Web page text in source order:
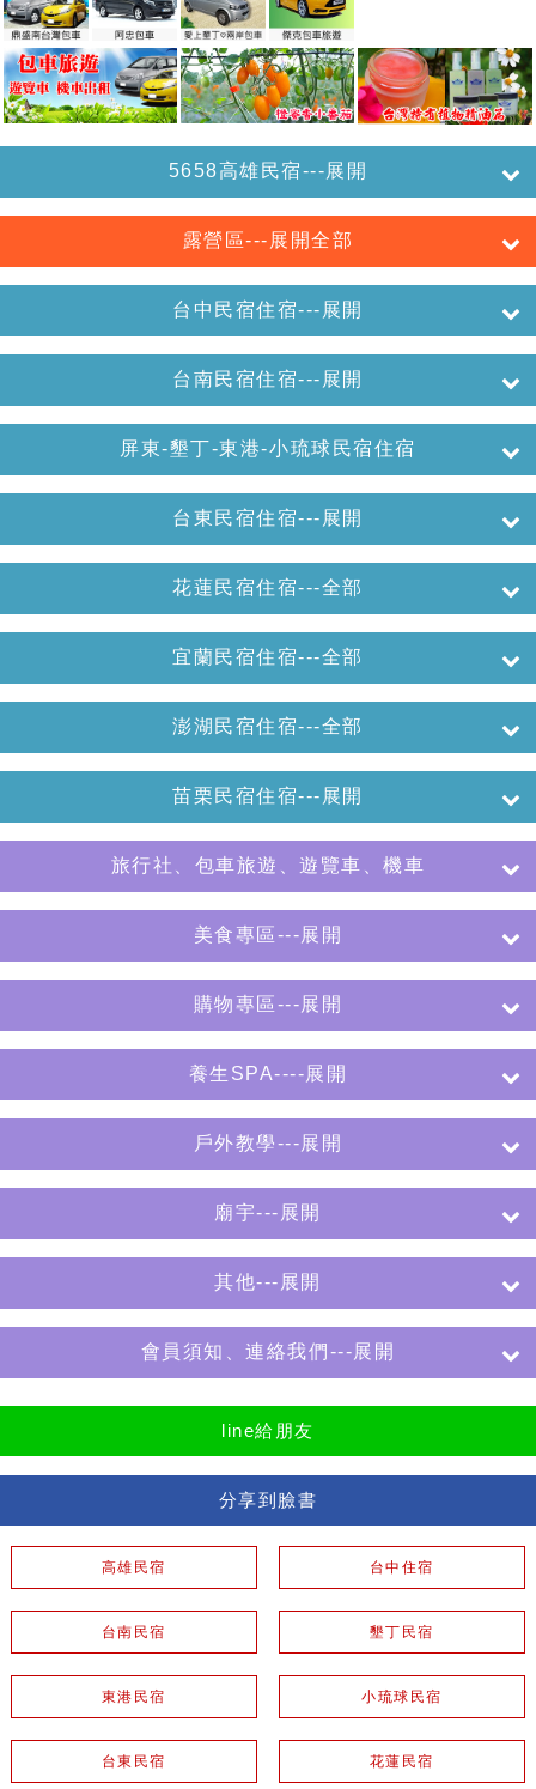
5658高雄民宿---展開
露營區---展開全部
台中民宿住宿---展開
台南民宿住宿---展開
屏東-墾丁-東港-小琉球民宿住宿
台東民宿住宿---展開
花蓮民宿住宿---全部
宜蘭民宿住宿---全部
澎湖民宿住宿---全部
苗栗民宿住宿---展開
旅行社、包車旅遊、遊覽車、機車
美食專區---展開
購物專區---展開
養生SPA----展開
戶外教學---展開
廟宇---展開
其他---展開
會員須知、連絡我們---展開
line給朋友
分享到臉書
高雄民宿 台中住宿
台南民宿 墾丁民宿
東港民宿 小琉球民宿
台東民宿 花蓮民宿